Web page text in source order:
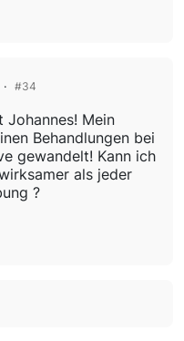
#34
Johannes! Mein
Behandlungen bei
gewandelt! Kann ich
als jeder
?